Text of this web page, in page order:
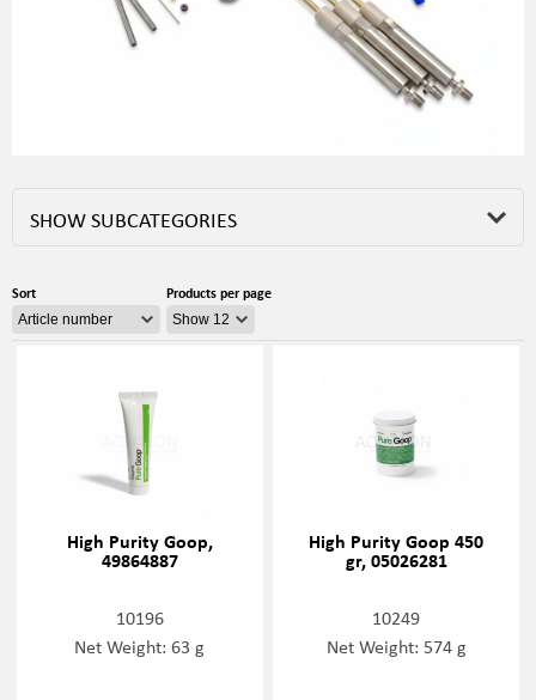
SHOW SUBCATEGORIES
Sort Products per page
High Purity Goop,
49864887
10196
Net Weight: 63 g
High Purity Goop 450
gr, 05026281
10249
Net Weight: 574 g